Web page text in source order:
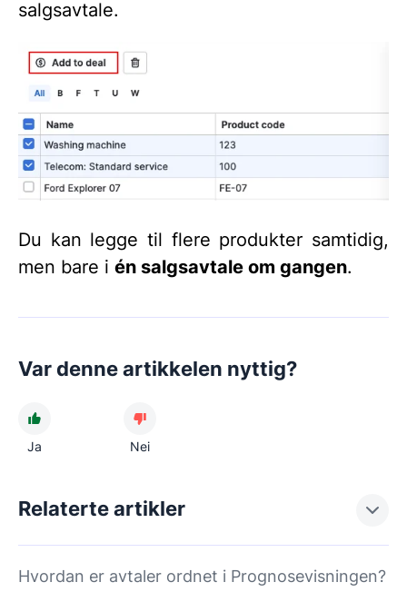
salgsavtale.
Du kan legge til flere produkter samtidig,
men bare i én salgsavtale om gangen.
Var denne artikkelen nyttig?
Ja Nei
Relaterte artikler
Hvordan er avtaler ordnet i Prognosevisningen?